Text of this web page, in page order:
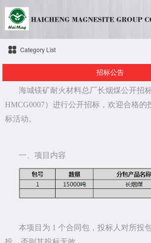
Category List
招标公告
海城镁矿耐火材料总厂长烟煤公开招
HMCG0007）进行公开招标，欢迎合格的
标活动。
一、项目内容
本项目为 1 个合同包，投标人对所投